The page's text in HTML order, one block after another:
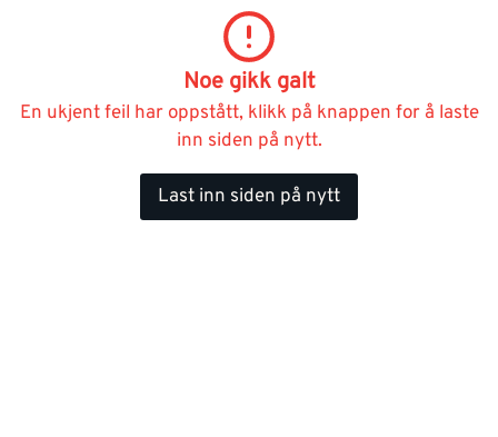
Noe gikk galt
En ukjent feil har oppstått, klikk på knappen for å laste
inn siden på nytt.
Last inn siden på nytt